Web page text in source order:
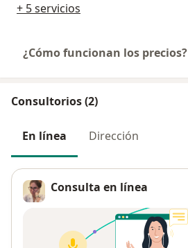
+ 5 servicios
¿Cómo funcionan los precios?
Consultorios (2)
En línea Dirección
Consulta en línea